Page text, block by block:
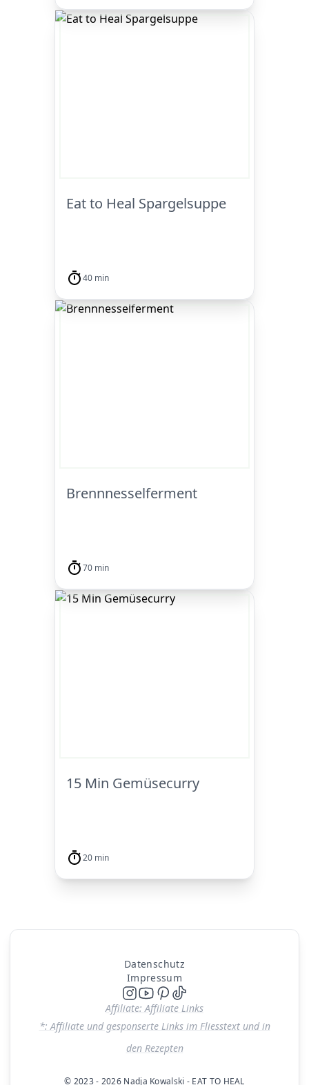
Eat to Heal Spargelsuppe
40 min
Brennnesselferment
70 min
15 Min Gemüsecurry
20 min
Datenschutz
Impressum
Affiliate: Affiliate Links
*: Affiliate und gesponserte Links im Fliesstext und in
den Rezepten
© 2023 - 2026 Nadja Kowalski - EAT TO HEAL